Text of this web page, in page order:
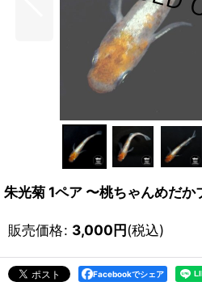
朱光菊 1ペア 〜桃ちゃんめだか
販売価格: 3,000円(税込)
Facebookでシェア